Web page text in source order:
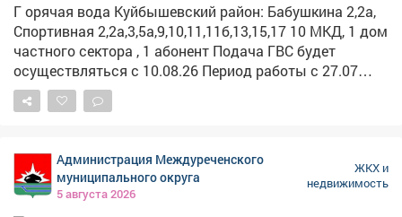
Г орячая вода Куйбышевский район: Бабушкина 2,2а,
Спортивная 2,2а,3,5а,9,10,11,11б,13,15,17 10 МКД, 1 дом
частного сектора , 1 абонент Подача ГВС будет
осуществляться с 10.08.26 Период работы с 27.07
09:00 по 09.08 17:00 Описание работ: Гидравлические
испытания т/сетей на прочность и плотность от
графику) Работает: ООО «ЭнергоТранзит» Заводской
район: Станционная, 15,19,20,22, 25,29,29/1 4 жилых
дома, проч. - 3 Период работы с 24.07 09:00 по 07.08
Администрация Междуреченского
муниципального округа
5 августа 2026
ЖКХ и
недвижимость